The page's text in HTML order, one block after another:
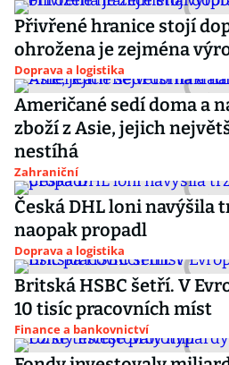
Přivřené hranice stojí
ohrožena je zejména
Doprava a logistika
Američané sedí doma a
zboží z Asie, jejich
nestíhá
Zahraniční
Česká DHL loni navýšila
naopak propadl
Doprava a logistika
Britská HSBC šetří. V
10 tisíc pracovních míst
Finance a bankovnictví